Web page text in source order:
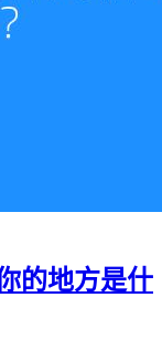
的地方是什